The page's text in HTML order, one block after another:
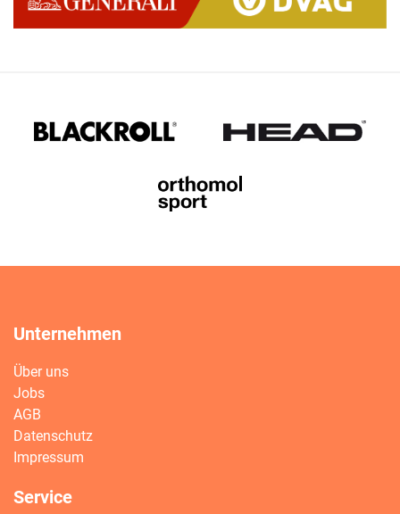
Unternehmen
Über uns
Jobs
AGB
Datenschutz
Impressum
Service